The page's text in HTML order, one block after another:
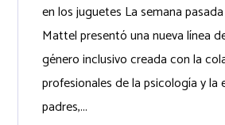
en los juguetes La semana
Mattel presentó una nueva línea
género inclusivo creada con la
profesionales de la psicología y la
padres,...